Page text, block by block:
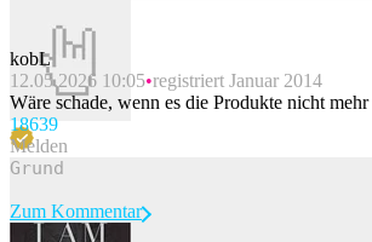
kobL
12.05.2026 10:05 registriert Januar 2014
Wäre schade, wenn es die Produkte nicht
18639
Melden
Zum Kommentar